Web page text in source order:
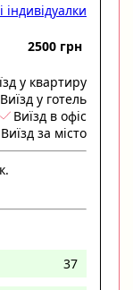
індивідуалки
2500 грн
у квартиру
Виїзд у готель
Виїзд в офіс
Виїзд за місто
37